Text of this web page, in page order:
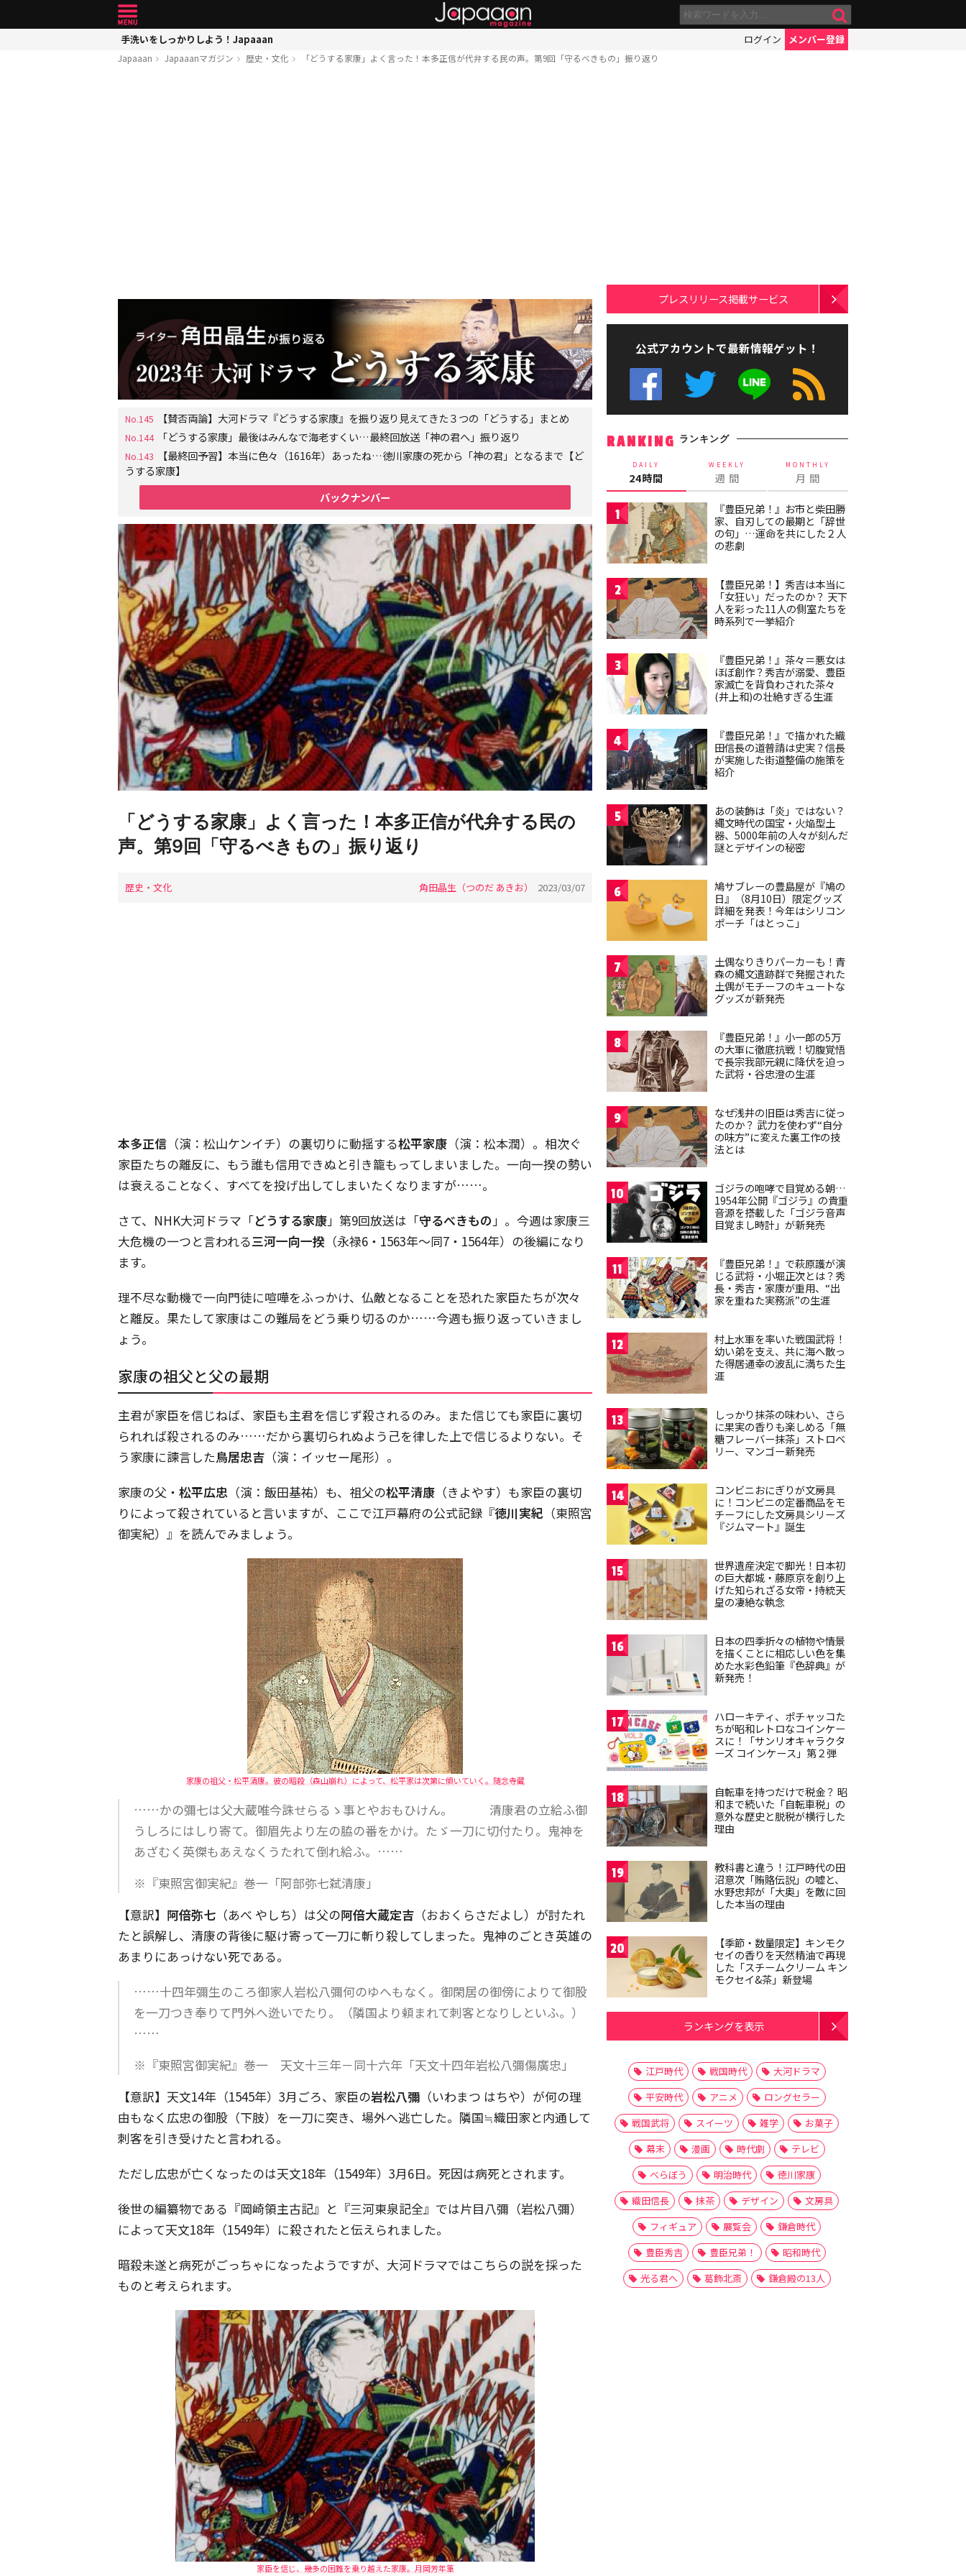
手洗いをしっかりしよう！Japaaan ログイン メンバー登録
Japaaan Japaaanマガジン 歴史・文化 「どうする家康」よく言った！本多正信が代弁する民の声。第9回「守るべきもの」振り返り
No.145 【賛否両論】大河ドラマ『どうする家康』を振り返り見えてきた３つの「どうする」まとめ
No.144 「どうする家康」最後はみんなで海老すくい…最終回放送「神の君へ」振り返り
No.143
【最終回予習】本当に色々（1616年）あったね…徳川家康の死から「神の君」となるまで【ど
うする家康】
バックナンバー
「どうする家康」よく言った！本多正信が代弁する民の
声。第9回「守るべきもの」振り返り
歴史・文化 角田晶生（つのだ あきお） 2023/03/07
本多正信 （演：松山ケンイチ）の裏切りに動揺する松平家康 （演：松本潤）。相次ぐ
家臣たちの離反に、もう誰も信用できぬと引き籠もってしまいました。一向一揆の勢い
は衰えることなく、すべてを投げ出してしまいたくなりますが……。
さて、NHK大河ドラマ「どうする家康」第9回放送は「守るべきもの」。今週は家康三
大危機の一つと言われる三河一向一揆 （永禄6・1563年～同7・1564年）の後編になり
ます。
理不尽な動機で一向門徒に喧嘩をふっかけ、仏敵となることを恐れた家臣たちが次々
と離反。果たして家康はこの難局をどう乗り切るのか……今週も振り返っていきまし
ょう。
家康の祖父と父の最期
主君が家臣を信じねば、家臣も主君を信じず殺されるのみ。また信じても家臣に裏切
られれば殺されるのみ……だから裏切られぬよう己を律した上で信じるよりない。そ
う家康に諫言した鳥居忠吉 （演：イッセー尾形）。
家康の父・ 松平広忠 （演：飯田基祐）も、祖父の松平清康 （きよやす）も家臣の裏切
りによって殺されていると言いますが、ここで江戸幕府の公式記録『徳川実紀 （東照宮
御実紀）』を読んでみましょう。
家康の祖父・松平清康。彼の暗殺（森山崩れ）によって、松平家は次第に傾いていく。随念寺蔵
……かの彌七は父大蔵唯今誅せらるゝ事とやおもひけん。 清康君の立給ふ御
うしろにはしり寄て。御眉先より左の脇の番をかけ。たゞ一刀に切付たり。鬼神を
あざむく英傑もあえなくうたれて倒れ給ふ。……
※『東照宮御実紀』巻一「阿部弥七弑清康」
【意訳】 阿倍弥七 （あべ やしち）は父の阿倍大蔵定吉 （おおくらさだよし）が討たれ
たと誤解し、清康の背後に駆け寄って一刀に斬り殺してしまった。鬼神のごとき英雄の
あまりにあっけない死である。
……十四年彌生のころ御家人岩松八彌何のゆへもなく。御閑居の御傍によりて御股
を一刀つき奉りて門外へ迯いでたり。（隣国より頼まれて刺客となりしといふ。）
……
※『東照宮御実紀』巻一 天文十三年－同十六年「天文十四年岩松八彌傷廣忠」
【意訳】天文14年（1545年）3月ごろ、家臣の岩松八彌 （いわまつ はちや）が何の理
由もなく広忠の御股（下肢）を一刀に突き、場外へ逃亡した。隣国≒織田家と内通して
刺客を引き受けたと言われる。
ただし広忠が亡くなったのは天文18年（1549年）3月6日。死因は病死とされます。
後世の編纂物である『岡崎領主古記』と『三河東泉記全』では片目八彌（岩松八彌）
によって天文18年（1549年）に殺されたと伝えられました。
暗殺未遂と病死がごっちゃになったようですが、大河ドラマではこちらの説を採った
ものと考えられます。
家臣を信じ、幾多の困難を乗り越えた家康。月岡芳年筆
プレスリリース掲載サービス
公式アカウントで最新情報ゲット！
RANKING ランキング
DAILY
24時間
WEEKLY
週 間
MONTHLY
月 間
1
『豊臣兄弟！』お市と柴田勝
家、自刃しての最期と「辞世
の句」…運命を共にした２人
の悲劇
2
【豊臣兄弟！】秀吉は本当に
「女狂い」だったのか？ 天下
人を彩った11人の側室たちを
時系列で一挙紹介
3
『豊臣兄弟！』茶々＝悪女は
ほぼ創作？秀吉が溺愛、豊臣
家滅亡を背負わされた茶々
(井上和)の壮絶すぎる生涯
4
『豊臣兄弟！』で描かれた織
田信長の道普請は史実？信長
が実施した街道整備の施策を
紹介
5
あの装飾は「炎」ではない？
縄文時代の国宝・火焔型土
器、5000年前の人々が刻んだ
謎とデザインの秘密
6
鳩サブレーの豊島屋が『鳩の
日』（8月10日）限定グッズ
詳細を発表！今年はシリコン
ポーチ「はとっこ」
7
土偶なりきりパーカーも！青
森の縄文遺跡群で発掘された
土偶がモチーフのキュートな
グッズが新発売
8
『豊臣兄弟！』小一郎の5万
の大軍に徹底抗戦！切腹覚悟
で長宗我部元親に降伏を迫っ
た武将・谷忠澄の生涯
9
なぜ浅井の旧臣は秀吉に従っ
たのか？ 武力を使わず“自分
の味方”に変えた裏工作の技
法とは
10
ゴジラの咆哮で目覚める朝…
1954年公開『ゴジラ』の貴重
音源を搭載した「ゴジラ音声
目覚まし時計」が新発売
11
『豊臣兄弟！』で萩原護が演
じる武将・小堀正次とは？秀
長・秀吉・家康が重用、“出
家を重ねた実務派”の生涯
12
村上水軍を率いた戦国武将！
幼い弟を支え、共に海へ散っ
た得居通幸の波乱に満ちた生
涯
13
しっかり抹茶の味わい、さら
に果実の香りも楽しめる「無
糖フレーバー抹茶」ストロベ
リー、マンゴー新発売
14
コンビニおにぎりが文房具
に！コンビニの定番商品をモ
チーフにした文房具シリーズ
『ジムマート』誕生
15
世界遺産決定で脚光！日本初
の巨大都城・藤原京を創り上
げた知られざる女帝・持統天
皇の凄絶な執念
16
日本の四季折々の植物や情景
を描くことに相応しい色を集
めた水彩色鉛筆『色辞典』が
新発売！
17
ハローキティ、ポチャッコた
ちが昭和レトロなコインケー
スに！「サンリオキャラクタ
ーズ コインケース」第２弾
18
自転車を持つだけで税金？ 昭
和まで続いた「自転車税」の
意外な歴史と脱税が横行した
理由
19
教科書と違う！江戸時代の田
沼意次「賄賂伝説」の嘘と、
水野忠邦が「大奥」を敵に回
した本当の理由
20
【季節・数量限定】キンモク
セイの香りを天然精油で再現
した「スチームクリーム キン
モクセイ&茶」新登場
ランキングを表示
江戸時代 戦国時代
大河ドラマ
平安時代
アニメ
ロングセラー
戦国武将
スイーツ 雑学
お菓子
幕末
漫画 時代劇
テレビ
べらぼう
明治時代
徳川家康
織田信長
抹茶 デザイン
文房具
フィギュア
展覧会
鎌倉時代
豊臣秀吉
豊臣兄弟！
昭和時代
光る君へ
葛飾北斎 鎌倉殿の13人